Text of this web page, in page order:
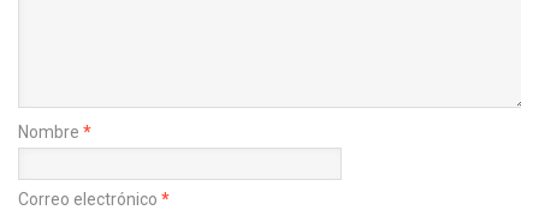
Nombre *
Correo electrónico *